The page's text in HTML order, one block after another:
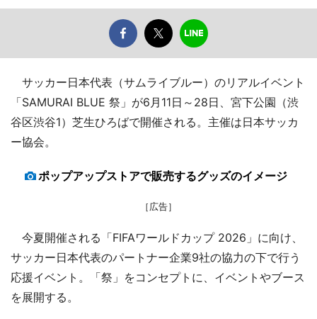
サッカー日本代表（サムライブルー）のリアルイベント
「SAMURAI BLUE 祭」が6月11日～28日、宮下公園（渋
谷区渋谷1）芝生ひろばで開催される。主催は日本サッカ
ー協会。
ポップアップストアで販売するグッズのイメージ
［広告］
今夏開催される「FIFAワールドカップ 2026」に向け、
サッカー日本代表のパートナー企業9社の協力の下で行う
応援イベント。「祭」をコンセプトに、イベントやブース
を展開する。